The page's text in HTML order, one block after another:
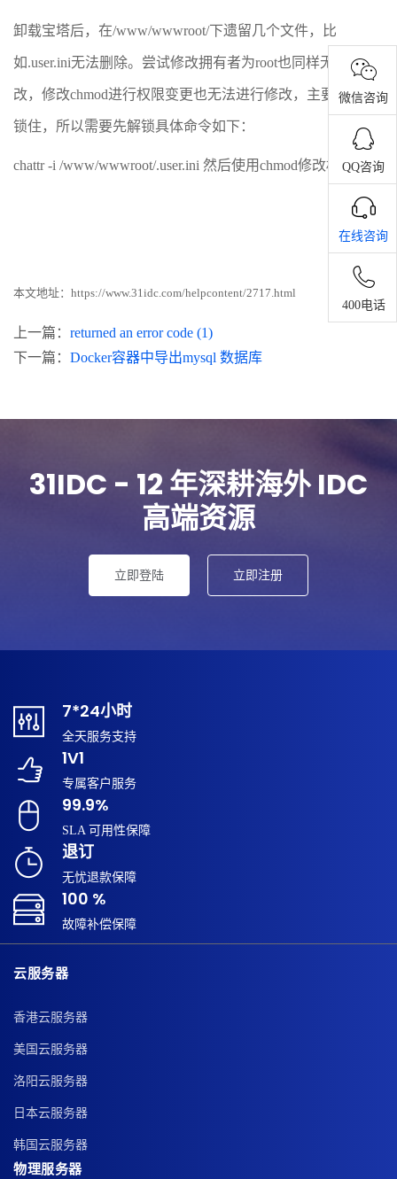
微信咨询
QQ咨询
在线咨询
400电话
卸载宝塔后，在/www/wwwroot/下遗留几个文件，比
如.user.ini无法删除。尝试修改拥有者为root也同样无法修
改，修改chmod进行权限变更也无法进行修改，主要文件被
锁住，所以需要先解锁具体命令如下：
chattr -i /www/wwwroot/.user.ini 然后使用chmod修改权限。
本文地址： https://www.31idc.com/helpcontent/2717.html
上一篇： returned an error code (1)
下一篇： Docker容器中导出mysql 数据库
31IDC - 12 年深耕海外 IDC
高端资源
立即登陆 立即注册
7*24小时
全天服务支持
1V1
专属客户服务
99.9%
SLA 可用性保障
退订
无忧退款保障
100 %
故障补偿保障
云服务器
香港云服务器
美国云服务器
洛阳云服务器
日本云服务器
韩国云服务器
物理服务器